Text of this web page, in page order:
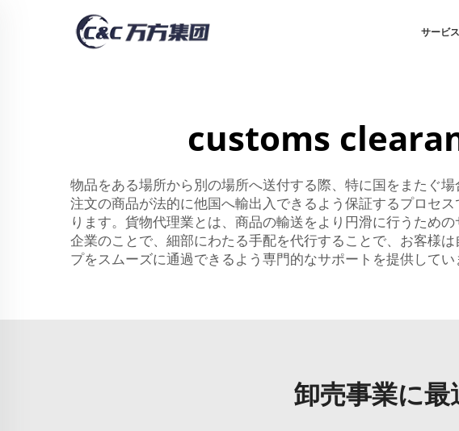
サービス
customs
物品をある場所から別の場所へ送付する際、特に国をまたぐ
注文の商品が法的に他国へ輸出入できるよう保証するプロセ
ります。貨物代理業とは、商品の輸送をより円滑に行うため
企業のことで、細部にわたる手配を代行することで、お客様
プをスムーズに通過できるよう専門的なサポートを提供してい
卸売事業に